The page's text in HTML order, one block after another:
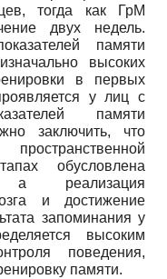
тогда как ГрМ
двух недель.
памяти
высоких
в первых
у лиц с
памяти
заключить, что
обусловлена
а реализация
и достижение
запоминания у
высоким
поведения,
памяти.